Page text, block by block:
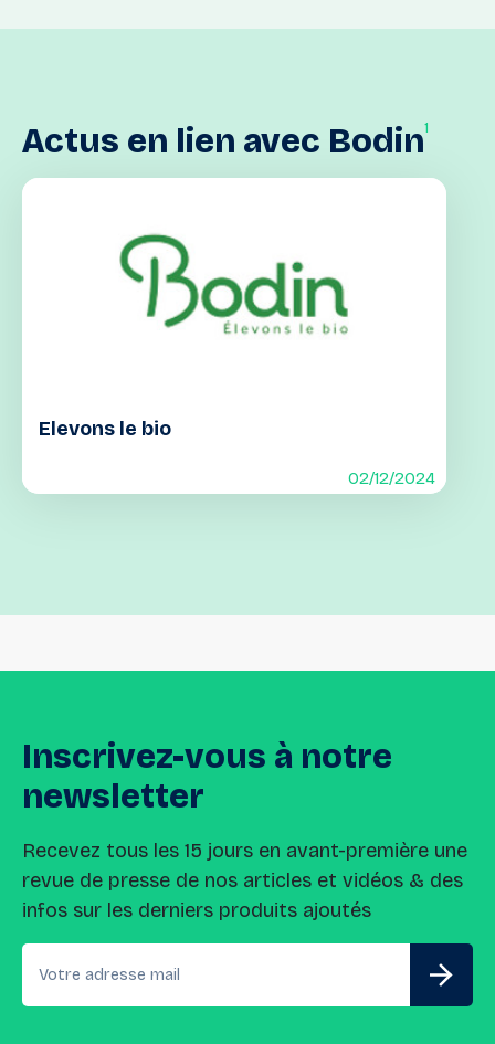
Actus en lien avec Bodin1
Elevons le bio
02/12/2024
Inscrivez-vous à notre
newsletter
Recevez tous les 15 jours en avant-première une
revue de presse de nos articles et vidéos & des
infos sur les derniers produits ajoutés